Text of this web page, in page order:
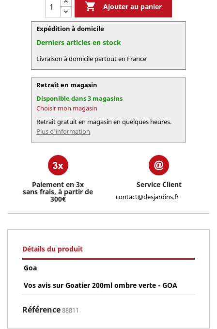
 Ajouter au panier
Expédition à domicile
Derniers articles en stock
Livraison à domicile partout en France
Retrait en magasin
Disponible dans 3 magasins
Choisir mon magasin
Retrait gratuit en magasin en quelques heures.
Plus d'information
Paiement en 3x
sans frais, à partir de
300€
Service Client
contact@desjardins.fr
Détails du produit
Goa
Vos avis sur Goatier 200ml ombre verte - GOA
Référence88811